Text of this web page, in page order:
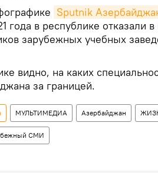
Sputnik
года в республике отказали
зарубежных учебных
видно, на каких
за границей.
МУЛЬТИМЕДИА Азербайджан
СМИ